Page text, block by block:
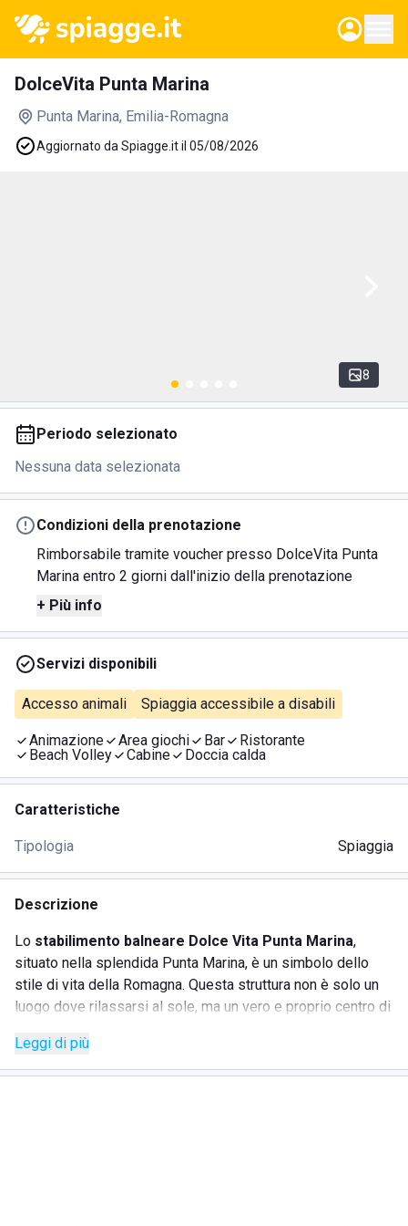
DolceVita Punta Marina
Punta Marina, Emilia-Romagna
Aggiornato da Spiagge.it il 05/08/2026
8
Periodo selezionato
Nessuna data selezionata
Condizioni della prenotazione
Rimborsabile tramite voucher presso DolceVita Punta
Marina entro 2 giorni dall'inizio della prenotazione
+ Più info
Servizi disponibili
Accesso animali Spiaggia accessibile a disabili
Animazione Area giochi Bar
Ristorante
Beach Volley
Cabine Doccia calda
Caratteristiche
Tipologia Spiaggia
Descrizione
Lo stabilimento balneare Dolce Vita Punta Marina,
situato nella splendida Punta Marina, è un simbolo dello
stile di vita della Romagna. Questa struttura non è solo un
luogo dove rilassarsi al sole, ma un vero e proprio centro di
spiaggia è attrezzata con lettini e ombrelloni ben
distanziati, garantendo comfort e privacy. Inoltre, la
Leggi di più